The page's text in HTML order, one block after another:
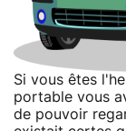
Si vous êtes
portable vous
de pouvoir